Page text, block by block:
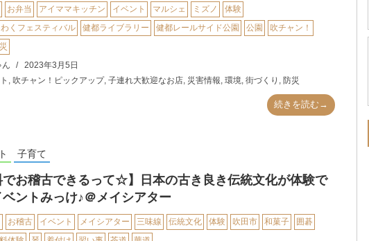
お弁当 アイママキッチン イベント マルシェ ミズノ
体験
くフェスティバル
健都ライブラリー 健都レールサイド公園 公園
吹チャン！
ん
2023年3月5日
, 吹チャン！ピックアップ, 子連れ大歓迎なお店, 災害情報, 環境, 街づくり , 防災
続きを読む→
子育て
でお稽古できるって☆】日本の古き良き伝統文化が体験で
ベントみっけ♪＠メイシアター
お稽古 イベント メイシアター 三味線 伝統文化 体験 吹田市 和菓子
囲碁